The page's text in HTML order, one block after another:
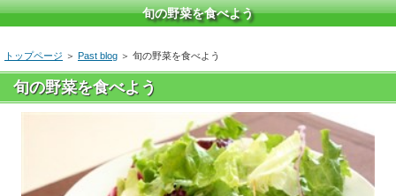
旬の野菜を食べよう
トップページ ＞ Past blog ＞ 旬の野菜を食べよう
旬の野菜を食べよう